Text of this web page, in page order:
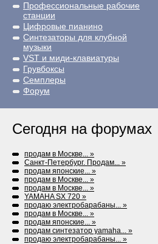
Профессиональные рабочие
станции
Цифровые пианино
Синтезаторы для клубной
музыки
VST и миди-клавиатуры
Грувбоксы
Семплеры
Форум
Сегодня на форумах
продам в Москве... »
Санкт-Петербург. Продам... »
продам японские... »
продам в Москве... »
продам в Москве... »
YAMAHA SX 720 »
продаю электробарабаны... »
продам в Москве... »
продам японские... »
продам синтезатор yamaha... »
продаю электробарабаны... »